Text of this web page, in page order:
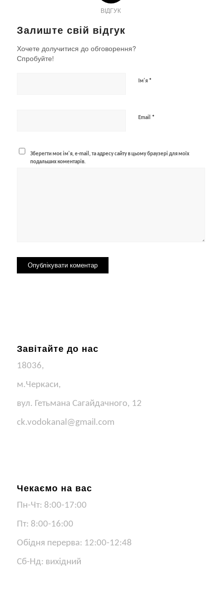
ВІДГУК
Залиште свій відгук
Хочете долучитися до обговорення?
Спробуйте!
Ім'я *
Email *
Зберегти моє ім'я, e-mail, та адресу сайту в цьому браузері для моїх
подальших коментарів.
Завітайте до нас
18036,
м.Черкаси,
вул. Гетьмана Сагайдачного, 12
ck.vodokanal@gmail.com
Чекаємо на вас
Пн-Чт: 8:00-17:00
Пт: 8:00-16:00
Обідня перерва: 12:00-12:48
Сб-Нд: вихідний